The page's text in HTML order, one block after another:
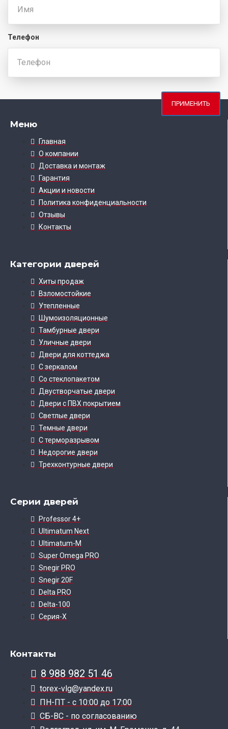
Телефон
ПРИМЕНИТЬ
Меню
Главная
О компании
Доставка и монтаж
Гарантия
Акции и новости
Политика конфиденциальности
Отзывы
Контакты
Категории дверей
Хиты продаж
Взломостойкие
Утепленные
Шумоизоляционные
Тамбурные двери
Уличные двери
Двери для коттеджа
С зеркалом
Со стеклопакетом
Двустворчатые двери
Двери с ПВХ покрытием
Светлые двери
Темные двери
С терморазрывом
Недорогие двери
Трехконтурные двери
Серии дверей
Professor 4+
Ultimatum Next
Ultimatum-M
Super Omega PRO
Snegir PRO
Snegir 20F
Delta PRO
Delta-100
Серия-X
Контакты
8 988 982 51 46
torex-vlg@yandex.ru
ПН-ПТ - с 10:00 до 17:00
СБ-ВС - по согласованию